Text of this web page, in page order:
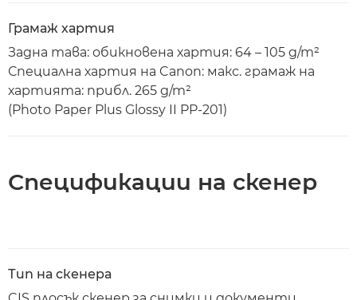
Грамаж хартия
Задна тава: обикновена хартия: 64 – 105 g/m²
Специална хартия на Canon: макс. грамаж на
хартията: прибл. 265 g/m²
(Photo Paper Plus Glossy II PP-201)
Спецификации на скенер
Тип на скенера